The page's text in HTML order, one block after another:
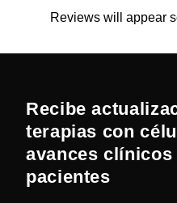
Reviews will appear
Recibe
terapias con
avances
pacientes